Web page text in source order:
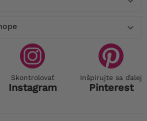

Skontrolovať
Instagram
Inšpirujte sa ďalej
Pinterest